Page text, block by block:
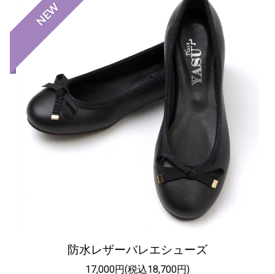
NEW
防水レザーバレエシューズ
17,000円(税込18,700円)